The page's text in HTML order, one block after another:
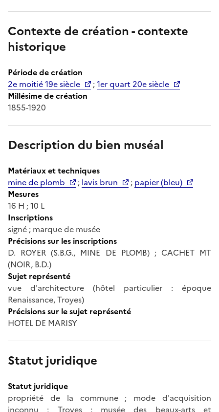
Contexte de création - contexte
historique
Période de création
2e moitié 19e siècle
;1er quart 20e siècle
Millésime de création
1855-1920
Description du bien muséal
Matériaux et techniques
mine de plomb
; lavis brun ; papier (bleu)
Mesures
16 H ; 10 L
Inscriptions
signé ; marque de musée
Précisions sur les inscriptions
D. ROYER (S.B.G., MINE DE PLOMB) ; CACHET MT
(NOIR, B.D.)
Sujet représenté
vue d'architecture (hôtel particulier : époque
Renaissance, Troyes)
Précisions sur le sujet représenté
HOTEL DE MARISY
Statut juridique
Statut juridique
propriété de la commune ; mode d'acquisition
inconnu ; Troyes ; musée des beaux-arts et